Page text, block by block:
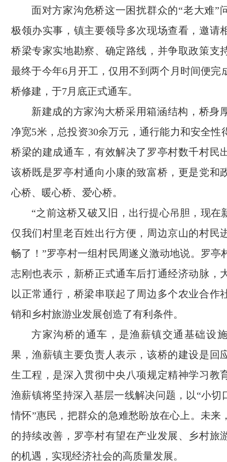
面对方家沟危桥这一困扰群众的“老大难”
极领办实事，镇主要领导多次现场查看，邀请
桥梁专家实地勘察、确定路线，并争取政策支
最终于今年6月开工，仅用不到两个月时间便完
桥修建，于7月底正式通车。
新建成的方家沟大桥采用箱涵结构，桥身
净宽5米，总投资30余万元，通行能力和安全性
桥梁的建成通车，有效解决了罗亭村数千村民
该桥既是罗亭村通向小康的致富桥，更是党和
心桥、暖心桥、爱心桥。
“之前这桥又破又旧，出行提心吊胆，现在
仅我们村里老百姓出行方便，周边京山的村民
畅了！”罗亭村一组村民周遂义激动地说。罗亭
志刚也表示，新桥正式通车后打通经济动脉，
以正常通行，桥梁串联起了周边多个农业合作
销和乡村旅游业发展创造了有利条件。
方家沟桥的通车，是渔薪镇交通基础设
果，渔薪镇主要负责人表示，该桥的建设是回
生工程，是深入贯彻中央八项规定精神学习教
渔薪镇将坚持深入基层一线解决问题，以“小切
情怀”惠民，把群众的急难愁盼放在心上。未来
的持续改善，罗亭村有望在产业发展、乡村旅
的机遇，实现经济社会的高质量发展。